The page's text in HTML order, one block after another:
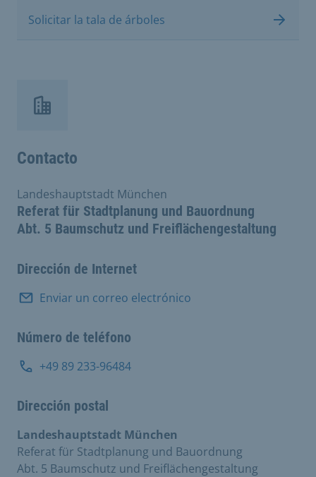
Solicitar la tala de árboles
Contacto
Referat für Stadtplanung und Bauordnung
Abt. 5 Baumschutz und Freiflächengestaltung
Landeshauptstadt München
Dirección de Internet
Enviar un correo electrónico
Número de teléfono
+49 89 233-96484
Dirección postal
Landeshauptstadt München
Referat für Stadtplanung und Bauordnung
Abt. 5 Baumschutz und Freiflächengestaltung